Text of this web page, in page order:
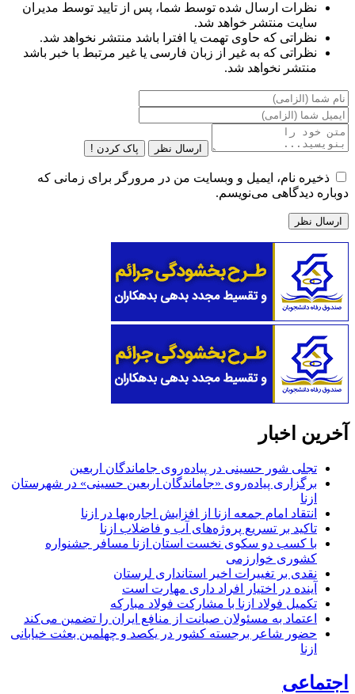
نظرات ارسال شده توسط شما، پس از تایید توسط مدیران
سایت منتشر خواهد شد.
نظراتی که حاوی تهمت یا افترا باشد منتشر نخواهد شد.
نظراتی که به غیر از زبان فارسی یا غیر مرتبط با خبر باشد
منتشر نخواهد شد.
ارسال نظر پاک کردن !
ذخیره نام، ایمیل و وبسایت من در مرورگر برای زمانی که
دوباره دیدگاهی می‌نویسم.
آخرین اخبار
تجلی شور حسینی در پیاده‌روی جاماندگان اربعین
برگزاری پیاده‌روی «جاماندگان اربعین حسینی» در شهرستان
ازنا
انتقاد امام جمعه ازنا از افزایش اجاره‌بها در ازنا
تاکید بر تسریع پروژه‌های آب و فاضلاب ازنا
با کسب دو سکوی نخست استان ازنا مسافر جشنواره
کشوری خوارزمی
نقدی بر تغییرات اخیر استانداری لرستان
آینده در اختیار افراد داری مهارت است
تکمیل فولاد ازنا با مشارکت فولاد مبارکه
اعتماد به مسئولان صیانت از منافع ایران را تضمین می‌کند
حضور شاعر برجسته کشور در یکصد و چهلمین بعثت خیابانی
ازنا
اجتماعی